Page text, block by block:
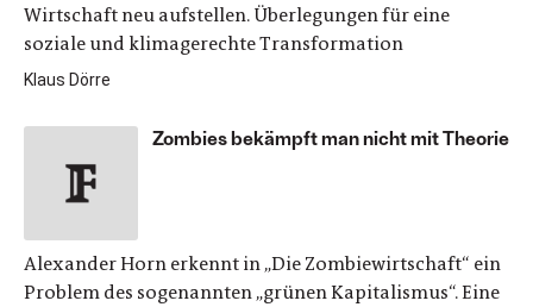
Wirtschaft neu aufstellen. Überlegungen für eine
soziale und klimagerechte Transformation
Klaus Dörre
Zombies bekämpft man nicht mit Theorie
Alexander Horn erkennt in „Die Zombiewirtschaft“ ein
Problem des sogenannten „grünen Kapitalismus“. Eine